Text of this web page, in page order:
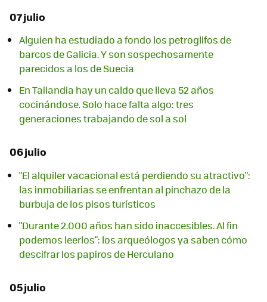
07 julio
Alguien ha estudiado a fondo los petroglifos de
barcos de Galicia. Y son sospechosamente
parecidos a los de Suecia
En Tailandia hay un caldo que lleva 52 años
cocinándose. Solo hace falta algo: tres
generaciones trabajando de sol a sol
06 julio
"El alquiler vacacional está perdiendo su atractivo":
las inmobiliarias se enfrentan al pinchazo de la
burbuja de los pisos turísticos
"Durante 2.000 años han sido inaccesibles. Al fin
podemos leerlos": los arqueólogos ya saben cómo
descifrar los papiros de Herculano
05 julio